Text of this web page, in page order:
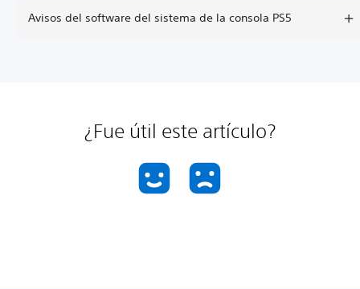
Avisos del software del sistema de la consola PS5
¿Fue útil este artículo?